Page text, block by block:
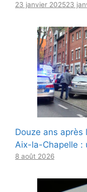
23 janvier 202523
Douze ans après
Aix-la-Chapelle :
8 août 2026